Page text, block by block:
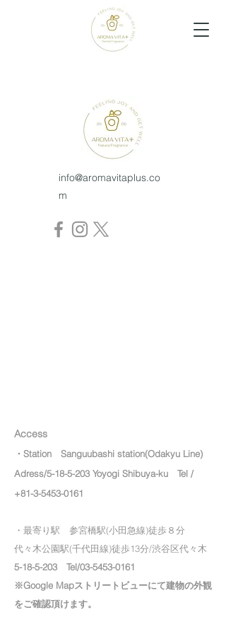
info@aromavitaplus.co
m
Access
・Station Sanguubashi station(Odakyu Line)
Adress/5-18-5-203 Yoyogi Shibuya-ku Tel /
+81-3-5453-0161
・最寄り駅 参宮橋駅(小田急線)徒歩８分
代々木公園駅(千代田線)徒歩13分/渋谷区代々木
5-18-5-203 Tel/03-5453-0161
​※Google Mapストリートビューにて建物の外観
をご確認頂けます。